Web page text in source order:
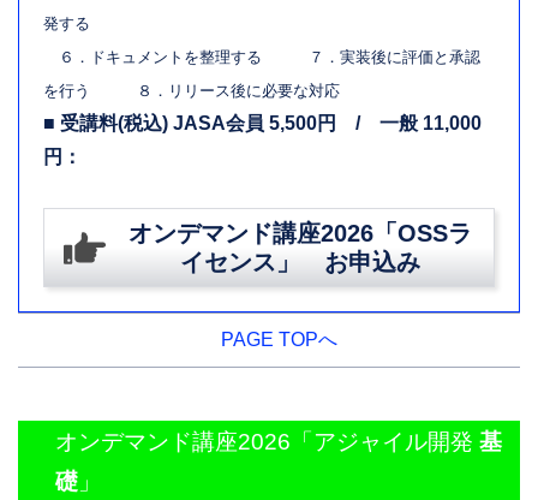
発する
６．ドキュメントを整理する ７．実装後に評価と承認
を行う ８．リリース後に必要な対応
■ 受講料(税込) JASA会員 5,500円 / 一般 11,000
円：
オンデマンド講座2026「OSSラ
イセンス」 お申込み
PAGE TOPへ
オンデマンド講座2026「アジャイル開発 基
礎 」